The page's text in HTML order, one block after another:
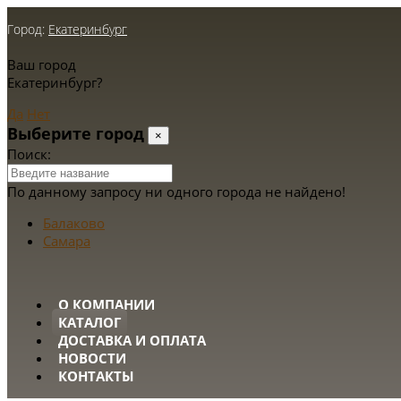
Город: Екатеринбург
Ваш город
Екатеринбург?
Да Нет
Выберите город ×
Поиск:
По данному запросу ни одного города не найдено!
Балаково
Самара
О КОМПАНИИ
КАТАЛОГ
ДОСТАВКА И ОПЛАТА
НОВОСТИ
КОНТАКТЫ